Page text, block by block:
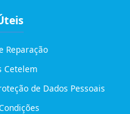
Reparação
Cetelem
de Dados Pessoais